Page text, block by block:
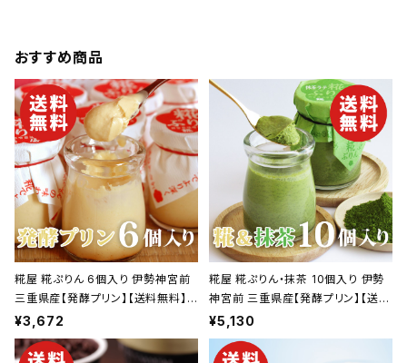
い 出産祝い 快気祝い 景
品】【父の日 お中元】
おすすめ商品
糀屋 糀ぷりん 6個入り 伊勢神宮前
三重県産【発酵プリン】【送料無料】
【ギフト プレゼント 贈り物 贈答品 誕
生日 お祝い 内祝い 結婚祝い 出産
祝い 快気祝い 景品】【父の日 お中
¥3,672
糀屋 糀ぷりん・抹茶 10個入り 伊勢
神宮前 三重県産【発酵プリン】【送料
無料】【ギフト プレゼント 贈り物 贈
答品 誕生日 お祝い 内祝い 結婚祝
い 出産祝い 快気祝い 景品】【父の日
¥5,130